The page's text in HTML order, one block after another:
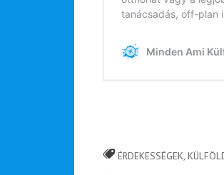
ízutazás
ÉRDEKESSÉGEK